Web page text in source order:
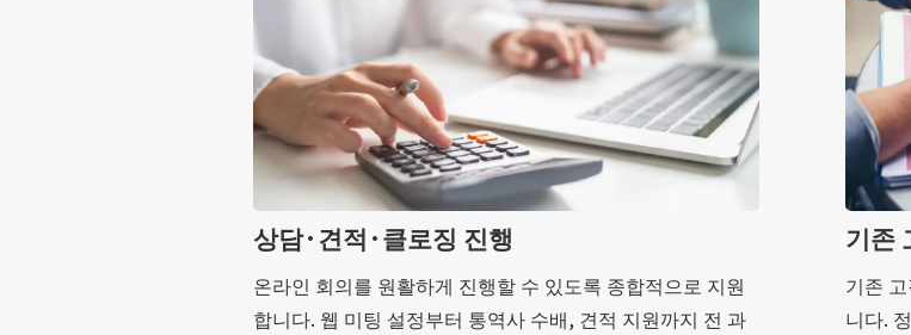
상담·견적·클로징 진행
온라인 회의를 원활하게 진행할 수 있도록 종합적으로 지원
합니다. 웹 미팅 설정부터 통역사 수배, 견적 지원까지 전 과
기존
기존
니다.